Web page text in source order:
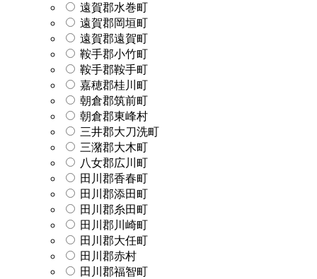
遠賀郡水巻町
遠賀郡岡垣町
遠賀郡遠賀町
鞍手郡小竹町
鞍手郡鞍手町
嘉穂郡桂川町
朝倉郡筑前町
朝倉郡東峰村
三井郡大刀洗町
三潴郡大木町
八女郡広川町
田川郡香春町
田川郡添田町
田川郡糸田町
田川郡川崎町
田川郡大任町
田川郡赤村
田川郡福智町